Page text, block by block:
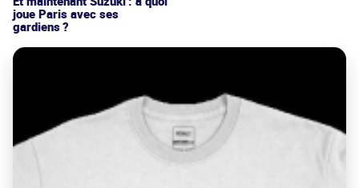
joue Paris avec ses
gardiens ?